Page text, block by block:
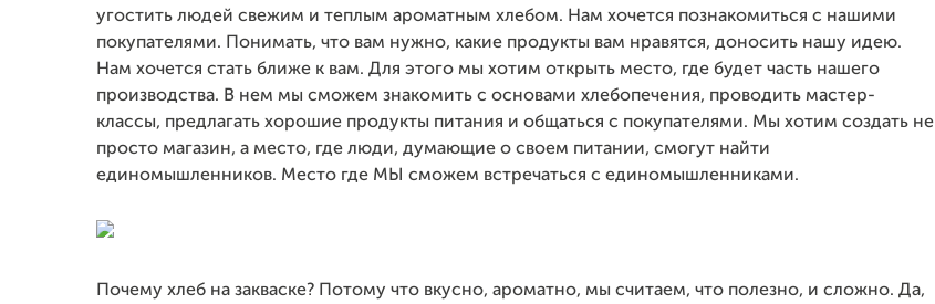
угостить людей свежим и теплым ароматным хлебом. Нам хочется познакомиться с нашими
покупателями. Понимать, что вам нужно, какие продукты вам нравятся, доносить нашу идею.
Нам хочется стать ближе к вам. Для этого мы хотим открыть место, где будет часть нашего
производства. В нем мы сможем знакомить с основами хлебопечения, проводить мастер-
классы, предлагать хорошие продукты питания и общаться с покупателями. Мы хотим создать не
просто магазин, а место, где люди, думающие о своем питании, смогут найти
единомышленников. Место где МЫ сможем встречаться с единомышленниками.
Почему хлеб на закваске? Потому что вкусно, ароматно, мы считаем, что полезно, и сложно. Да,